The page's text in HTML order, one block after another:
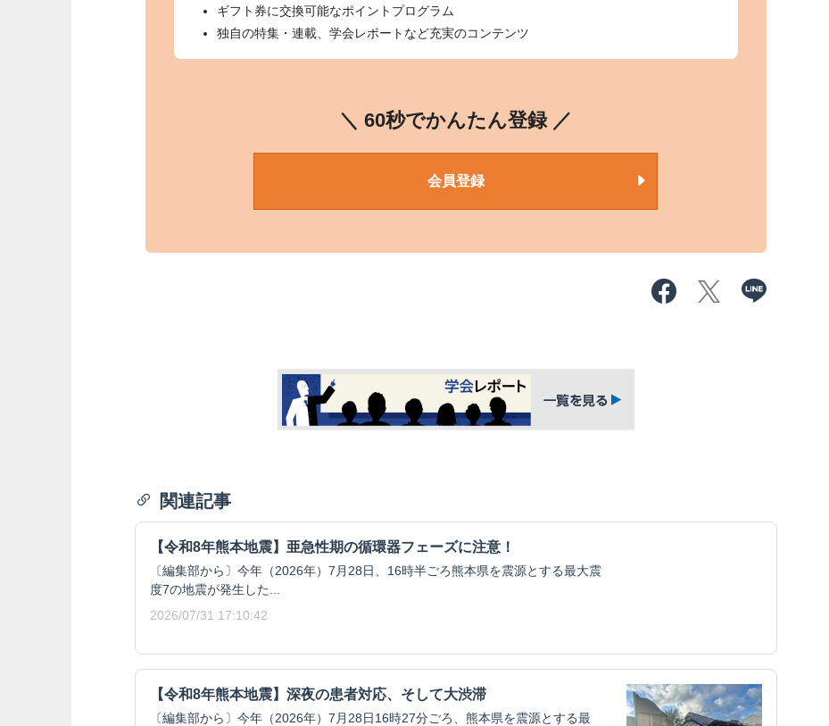
ギフト券に交換可能なポイントプログラム
独自の特集・連載、学会レポートなど充実のコンテンツ
＼ 60秒でかんたん登録 ／
会員登録
関連記事
【令和8年熊本地震】亜急性期の循環器フェーズに注意！
〔編集部から〕今年（2026年）7月28日、16時半ごろ熊本県を震源とする最大震
度7の地震が発生した...
2026/07/31 17:10:42
【令和8年熊本地震】深夜の患者対応、そして大渋滞
〔編集部から〕今年（2026年）7月28日16時27分ごろ、熊本県を震源とする最